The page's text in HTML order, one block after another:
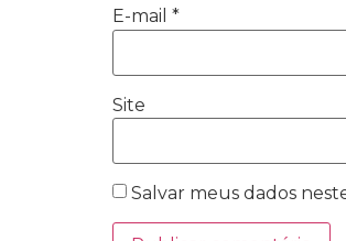
E-mail *
Site
Salvar meus dados